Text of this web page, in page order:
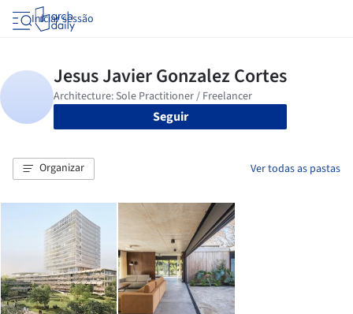
Iniciar sessão
Seguir
Organizar Ver todas as pastas